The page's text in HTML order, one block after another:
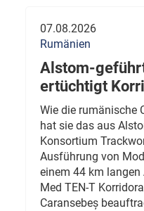
07.08.2026
Rumänien
Alstom-
ertüchtigt
Wie die rumänische
hat sie das aus
Konsortium
Ausführung von
einem 44 km
Med TEN-T
Caransebeș